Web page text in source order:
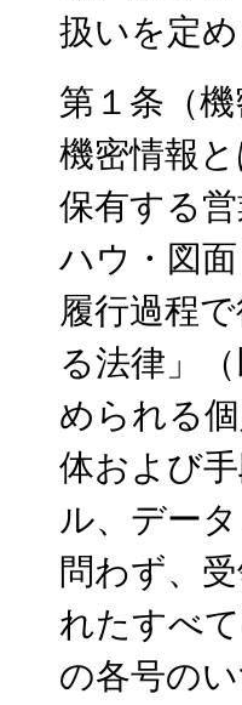
扱いを定め
第１条（機
機密情報
保有する
ハウ・図
履行過程
る法律」
められる
体および
ル、デー
問わず、
れたすべ
の各号の